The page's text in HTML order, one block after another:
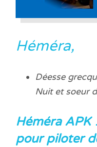
Héméra,
Déesse
Nuit et soeur
Héméra APK
pour piloter